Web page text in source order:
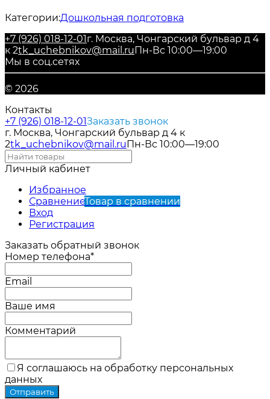
Категории:Дошкольная подготовка
+7 (926) 018-12-01г. Москва, Чонгарский бульвар д 4
к 2tk_uchebnikov@mail.ruПн-Вс 10:00—19:00
Мы в соц.сетях
© 2026
Контакты
+7 (926) 018-12-01Заказать звонок
г. Москва, Чонгарский бульвар д 4 к
2tk_uchebnikov@mail.ruПн-Вс 10:00—19:00
Личный кабинет
Избранное
СравнениеТовар в сравнении
Вход
Регистрация
Заказать обратный звонок
Номер телефона*
Email
Ваше имя
Комментарий
Я соглашаюсь на обработку персональных
данных